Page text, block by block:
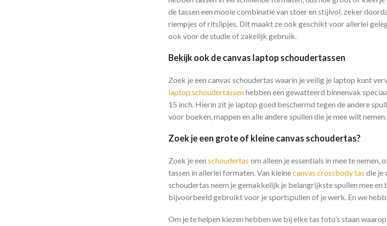
de tassen een mooie combinatie van stoer en stijlvol, zeker
riempjes of ritslipjes. Dit maakt ze ook geschikt voor allerlei
ook voor de studie of zakelijk gebruik.
Bekijk ook de canvas laptop schoudertassen
Zoek je een canvas schoudertas waarin je veilig je laptop kunt
laptop schoudertassenhebben een gewatteerd binnenvak
15 inch. Hierin zit je laptop goed beschermd tegen de andere
voor boeken, mappen en alle andere spullen die je mee wilt nemen.
Zoek je een grote of kleine canvas schoudertas?
Zoek je een schoudertas om alleen je essentials in mee te
tassen in allerlei formaten. Van kleinecanvas crossbody tas die je
schoudertas neem je gemakkelijk je belangrijkste spullen mee
bijvoorbeeld gebruikt voor je sportspullen of je werk. En we
Om je te helpen kiezen hebben we bij elke tas foto’s staan